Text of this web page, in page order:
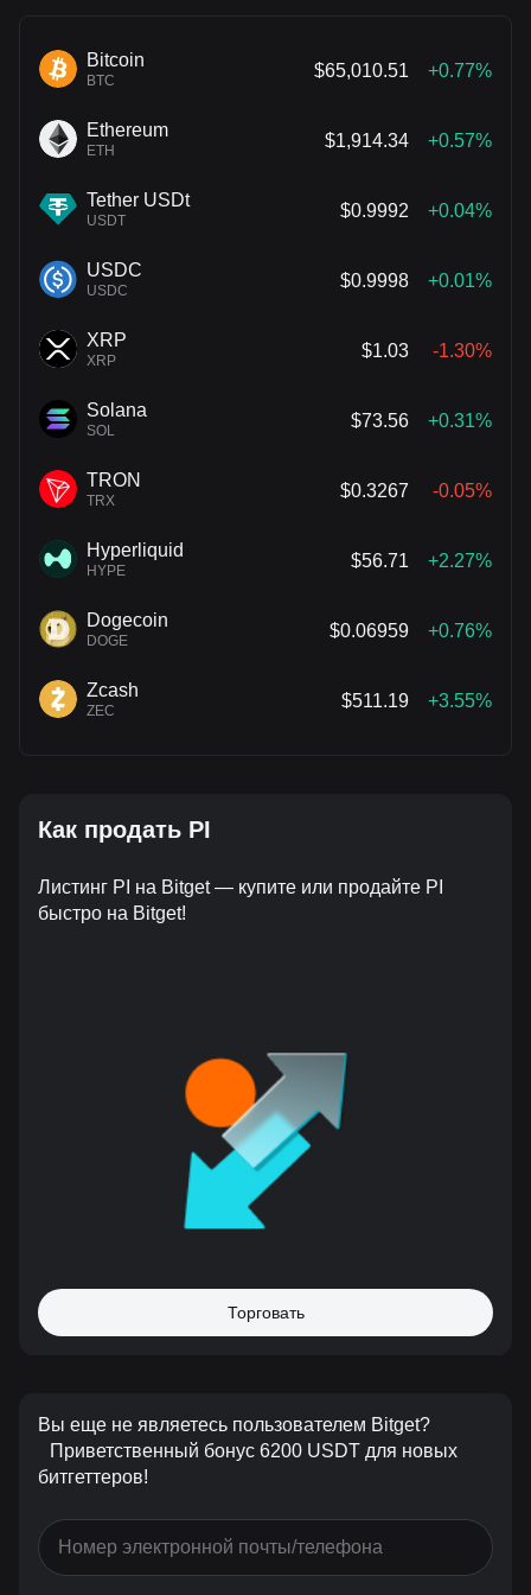
Bitcoin
BTC
$65,010.51 +0.77%
Ethereum
ETH
$1,914.34 +0.57%
Tether USDt
USDT
$0.9992 +0.04%
USDC
USDC
$0.9998 +0.01%
XRP
XRP
$1.03 -1.30%
Solana
SOL
$73.56 +0.31%
TRON
TRX
$0.3267 -0.05%
Hyperliquid
HYPE
$56.71 +2.27%
Dogecoin
DOGE
$0.06959 +0.76%
Zcash
ZEC
$511.19 +3.55%
Как продать PI
Листинг PI на Bitget — купите или продайте PI
быстро на Bitget!
Торговать
Вы еще не являетесь пользователем Bitget?
Приветственный бонус 6200 USDT для новых
битгеттеров!